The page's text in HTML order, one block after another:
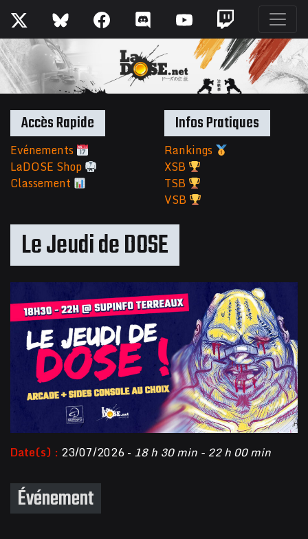
Le Jeudi de DOSE
Date(s) : 23/07/2026 - 18 h 30 min - 22 h 00 min
Événement
Accès Rapide
Evénements
LaDOSE Shop
Classement
Infos Pratiques
Rankings
XSB
TSB
VSB